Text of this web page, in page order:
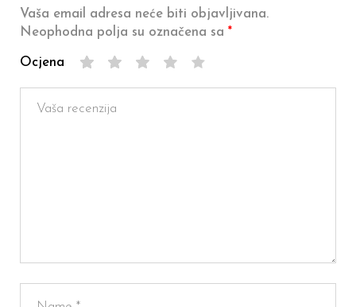
Vaša email adresa neće biti objavljivana.
Neophodna polja su označena sa *
Ocjena